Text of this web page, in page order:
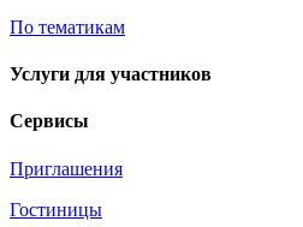
По тематикам
Услуги для участников
Сервисы
Приглашения
Гостиницы